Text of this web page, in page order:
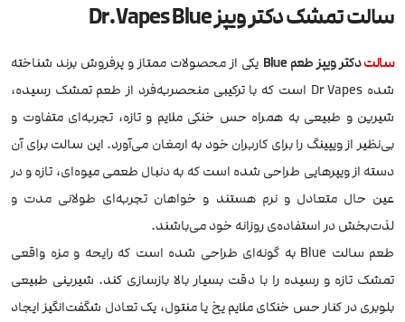
سالت تمشک دکتر ویپز Dr.Vapes Blue
سالتدکتر ویپز طعم Blue
یکی از محصولات ممتاز و پرفروش برند شناخته
شده Dr Vapes است که با ترکیبی منحصربه‌فرد از طعم تمشک رسیده،
شیرین و طبیعی به همراه حس خنکی ملایم و تازه، تجربه‌ای متفاوت و
بی‌نظیر از ویپینگ را برای کاربران خود به ارمغان می‌آورد. این سالت برای آن
دسته از ویپرهایی طراحی شده است که به دنبال طعمی میوه‌ای، تازه و در
عین حال متعادل و نرم هستند و خواهان تجربه‌ای طولانی مدت و
لذت‌بخش در استفاده‌ی روزانه خود می‌باشند.
طعم سالت Blue به گونه‌ای طراحی شده است که رایحه و مزه واقعی
تمشک تازه و رسیده را با دقت بسیار بالا بازسازی کند. شیرینی طبیعی
بلوبری در کنار حس خنکای ملایم یخ یا منتول، یک تعادل شگفت‌انگیز ایجاد